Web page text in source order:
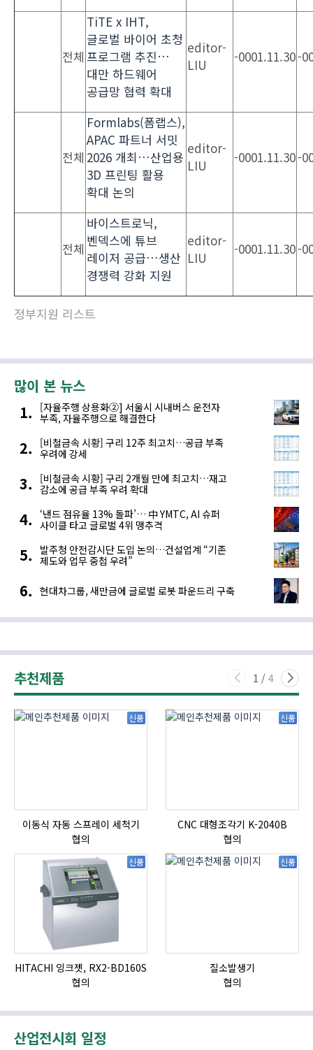
정부지원 리스트
전체
TiTE x IHT,
글로벌 바이어 초청
프로그램 추진…
대만 하드웨어
공급망 협력 확대
editor-
LIU
-0001.11.30-
전체
Formlabs(폼랩스),
APAC 파트너 서밋
2026 개최…산업용
3D 프린팅 활용
확대 논의
editor-
LIU
-0001.11.30-
전체
바이스트로닉,
벤덱스에 튜브
레이저 공급…생산
경쟁력 강화 지원
editor-
LIU
-0001.11.30-
많이 본 뉴스
[자율주행 상용화②] 서울시 시내버스 운전자
부족, 자율주행으로 해결한다
[비철금속 시황] 구리 12주 최고치…공급 부족
우려에 강세
[비철금속 시황] 구리 2개월 만에 최고치…재고
감소에 공급 부족 우려 확대
‘낸드 점유율 13% 돌파’… 中 YMTC, AI 슈퍼
사이클 타고 글로벌 4위 맹추격
발주청 안전감시단 도입 논의…건설업계 “기존
제도와 업무 중첩 우려”
현대차그룹, 새만금에 글로벌 로봇 파운드리 구축
추천제품 1 / 4
신품
이동식 자동 스프레이 세척기
협의
신품
CNC 대형조각기 K-2040B
협의
신품
HITACHI 잉크젯, RX2-BD160S
협의
신품
질소발생기
협의
산업전시회 일정